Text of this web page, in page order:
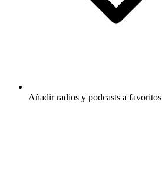
Añadir radios y podcasts a favoritos